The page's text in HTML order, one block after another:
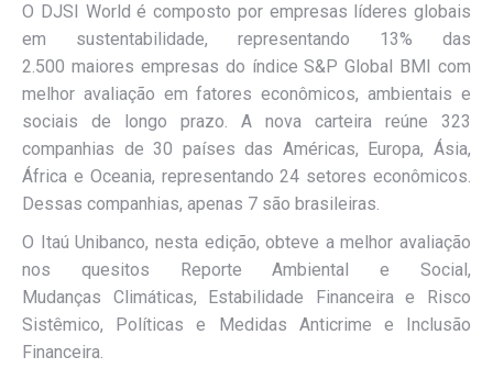
O DJSI World é composto por empresas líderes globais
em sustentabilidade, representando 13% das
2.500 maiores empresas do índice S&P Global BMI com
melhor avaliação em fatores econômicos, ambientais e
sociais de longo prazo. A nova carteira reúne 323
companhias de 30 países das Américas, Europa, Ásia,
África e Oceania, representando 24 setores econômicos.
Dessas companhias, apenas 7 são brasileiras.
O Itaú Unibanco, nesta edição, obteve a melhor avaliação
nos quesitos Reporte Ambiental e Social,
Mudanças Climáticas, Estabilidade Financeira e Risco
Sistêmico, Políticas e Medidas Anticrime e Inclusão
Financeira.